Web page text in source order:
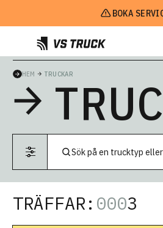
BOKA
HEM TRUCKAR
TRÄFFAR: 0003